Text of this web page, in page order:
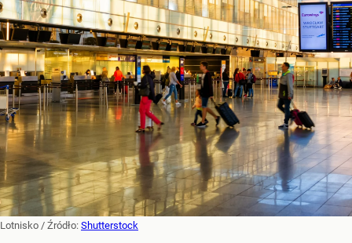
Lotnisko / Źródło: Shutterstock